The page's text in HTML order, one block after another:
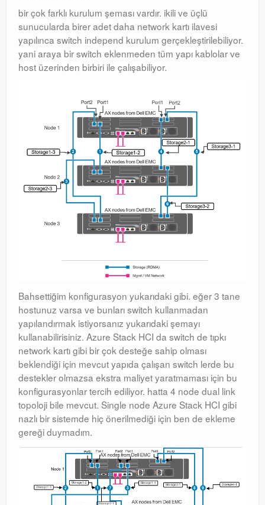
Watchguard
PHP & MySQL
bir çok farklı kurulum şeması vardır. ikili ve üçlü
sunucularda birer adet daha network kartı ilavesi
yapılınca switch independ kurulum gerçekleştirilebiliyor.
yani araya bir switch eklenmeden tüm yapı kablolar ve
host üzerinden birbiri ile çalışabiliyor.
Bahsettiğim konfigurasyon yukarıdaki gibi. eğer 3 tane
hostunuz varsa ve bunları switch kullanmadan
yapılandırmak istiyorsanız yukarıdaki şemayı
kullanabilirisiniz. Azure Stack HCI da switch de tıpkı
network kartı gibi bir çok desteğe sahip olması
beklendiği için mevcut yapıda çalışan switch lerde bu
destekler olmazsa ekstra maliyet yaratmaması için bu
konfigurasyonlar tercih ediliyor. hatta 4 node dual link
topoloji bile mevcut. Single node Azure Stack HCI gibi
nazlı bir sistemde hiç önerilmediği için ben de ekleme
gereği duymadım.